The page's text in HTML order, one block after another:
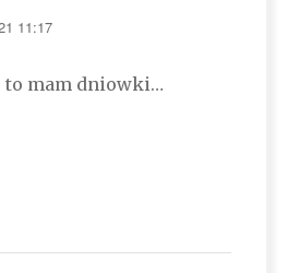
11:17
to mam dniowki…